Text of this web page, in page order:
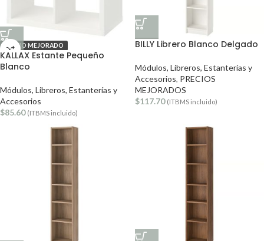
PRECIO MEJORADO
KALLAX Estante Pequeño
Blanco
Módulos, Libreros, Estanterías y
Accesorios
$85.60 (ITBMS incluido)
BILLY Librero Blanco Delgado
Módulos, Libreros, Estanterías y
Accesorios, PRECIOS
MEJORADOS
$117.70 (ITBMS incluido)